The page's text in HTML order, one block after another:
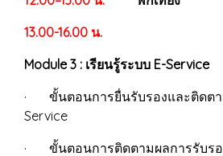
13.00-16.00 น.
Module 3 : เรียนรู้ระบบ E-Service
· ขั้นตอนการยื่นรับรองและติดตา
Service
· ขั้นตอนการติดตามผลการรับรอ